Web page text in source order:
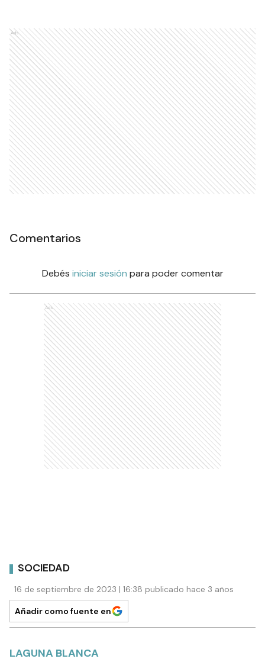
Ads
Comentarios
Debés iniciar sesión para poder comentar
Ads
SOCIEDAD
16 de septiembre de 2023 | 16:38 publicado hace 3 años
Añadir como fuente en
LAGUNA BLANCA